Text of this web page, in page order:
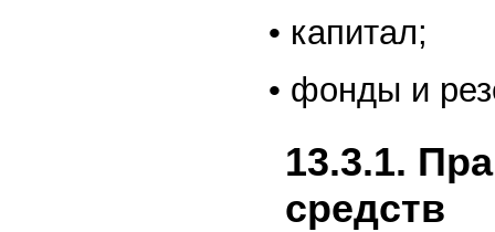
• капитал;
• фонды и
13.3.1.
средств